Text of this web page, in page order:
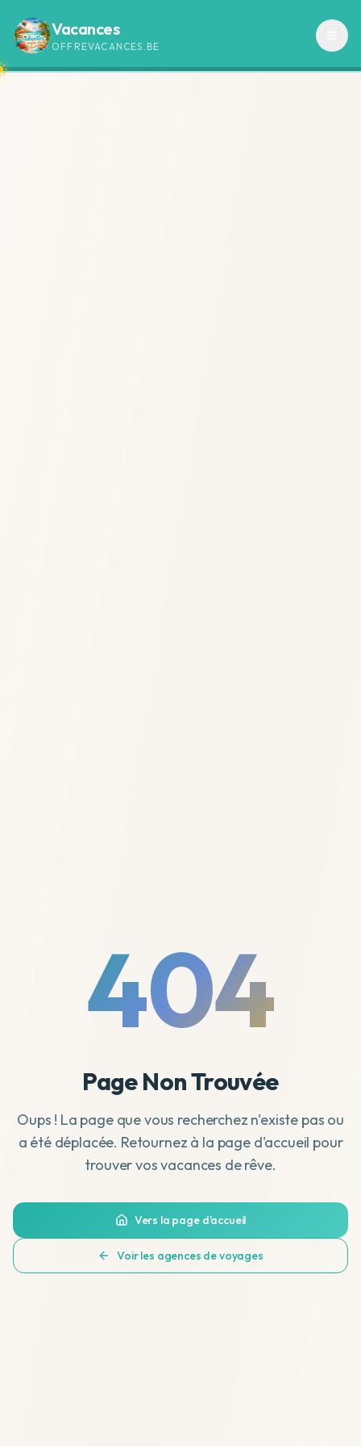
Vacances
OFFREVACANCES.BE
404
Page Non Trouvée
Oups ! La page que vous recherchez n'existe pas ou
a été déplacée. Retournez à la page d'accueil pour
trouver vos vacances de rêve.
Vers la page d'accueil
Voir les agences de voyages